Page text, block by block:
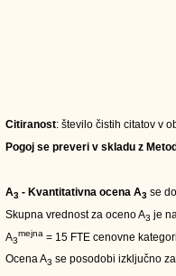
Citiranost: število čistih citatov v
Pogoj se preveri v skladu z
A3 - Kvantitativna ocena A3 se
Skupna vrednost za oceno A3 je
A3
mejna = 15 FTE cenovne
Ocena A3 se posodobi izključno